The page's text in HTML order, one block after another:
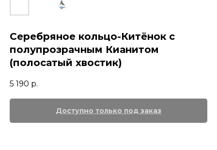
Серебряное кольцо-Китёнок с
полупрозрачным Кианитом
(полосатый хвостик)
5 190 р.